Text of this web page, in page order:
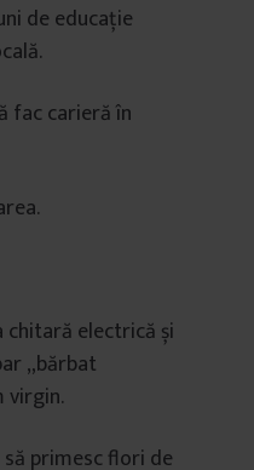
de educație
fac carieră în
chitară electrică și
„bărbat
virgin.
primesc flori de